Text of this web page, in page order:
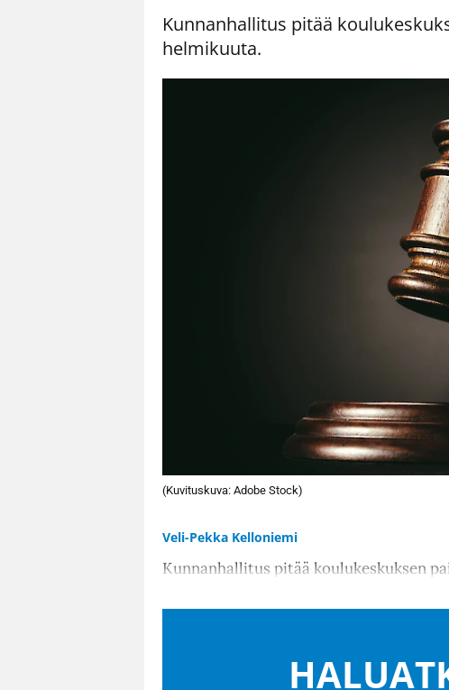
Kunnanhallitus pitää
helmikuuta.
(Kuvituskuva: Adobe Stock)
Veli-Pekka Kelloniemi
Kunnanhallitus pitää koulukeskuksen